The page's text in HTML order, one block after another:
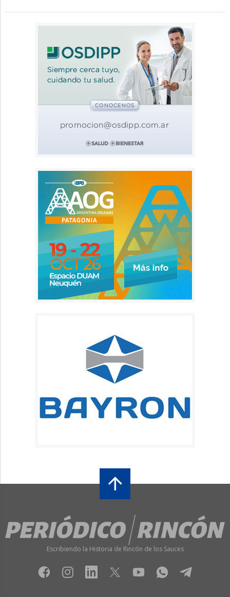
Escribiendo la Historia de Rincón de los Sauces